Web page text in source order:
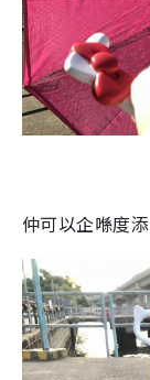
仲可以企喺度